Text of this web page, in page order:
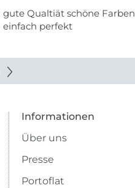
gute Qualtiät schöne Farben
einfach perfekt
Informationen
Über uns
Presse
Portoflat